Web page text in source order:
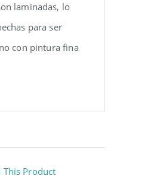
laminadas, lo
para ser
con pintura fina
This Product